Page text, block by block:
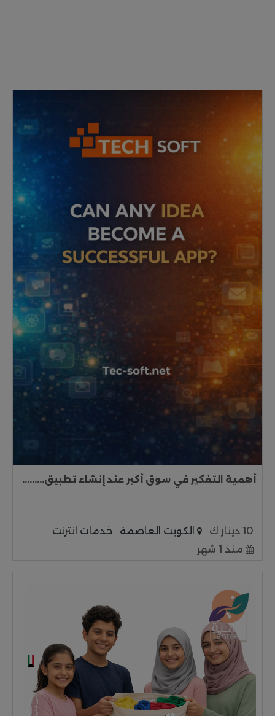
أهمية التفكير في سوق أكبر عند إنشاء تطبيق.........
10 دينار ك الكويت العاصمة
خدمات انترنت
منذ 1 شهر